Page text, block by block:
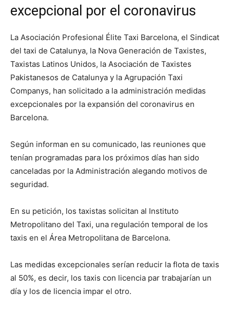
excepcional por el coronavirus
La Asociación Profesional Élite Taxi Barcelona, el Sindicat
del taxi de Catalunya, la Nova Generación de Taxistes,
Taxistas Latinos Unidos, la Asociación de Taxistes
Pakistanesos de Catalunya y la Agrupación Taxi
Companys, han solicitado a la administración medidas
excepcionales por la expansión del coronavirus en
Barcelona.
Según informan en su comunicado, las reuniones que
tenían programadas para los próximos días han sido
canceladas por la Administración alegando motivos de
seguridad.
En su petición, los taxistas solicitan al Instituto
Metropolitano del Taxi, una regulación temporal de los
taxis en el Área Metropolitana de Barcelona.
Las medidas excepcionales serían reducir la flota de taxis
al 50%, es decir, los taxis con licencia par trabajarían un
día y los de licencia impar el otro.